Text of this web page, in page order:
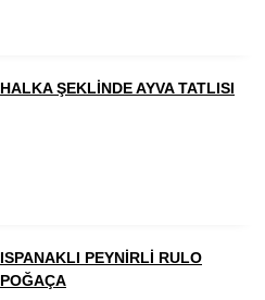
HALKA ŞEKLİNDE AYVA TATLISI
ISPANAKLI PEYNİRLİ RULO
POĞAÇA